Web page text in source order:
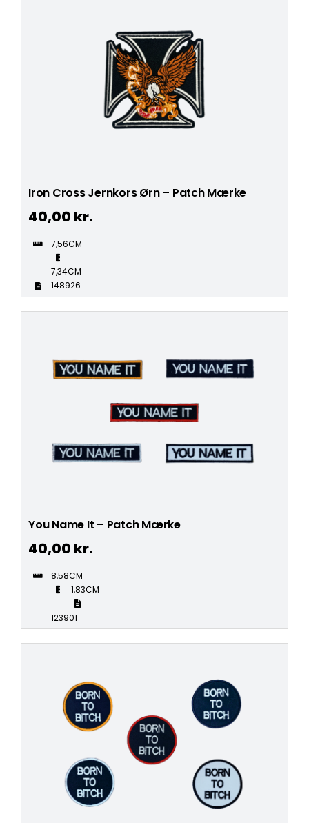
Iron Cross Jernkors Ørn – Patch Mærke
40,00 kr.
7,56CM
7,34CM
148926
You Name It – Patch Mærke
40,00 kr.
8,58CM
1,83CM
123901